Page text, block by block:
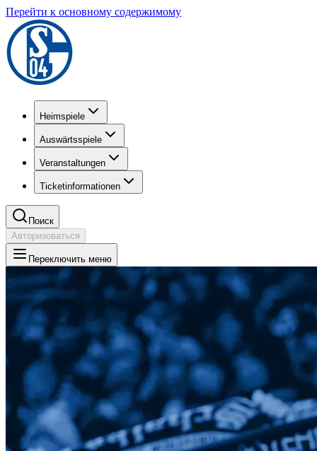
Перейти к основному содержимому
Heimspiele
Auswärtsspiele
Veranstaltungen
Ticketinformationen
Поиск
Авторизоваться
Переключить меню